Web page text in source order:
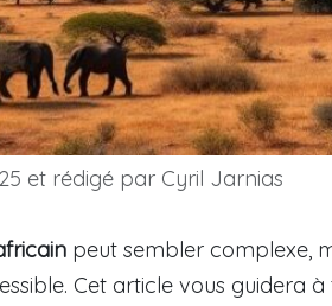
et rédigé par Cyril Jarnias
peut sembler complexe,
Cet article vous guidera à